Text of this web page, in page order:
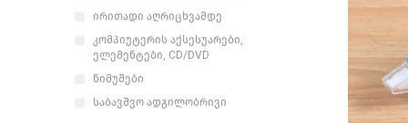
ირითადი აღრიცხვამდე
კომპიუტერის აქსესუარები,
ელემენტები, CD/DVD
ნიმუშები
საბავშვო ადგილობრივი